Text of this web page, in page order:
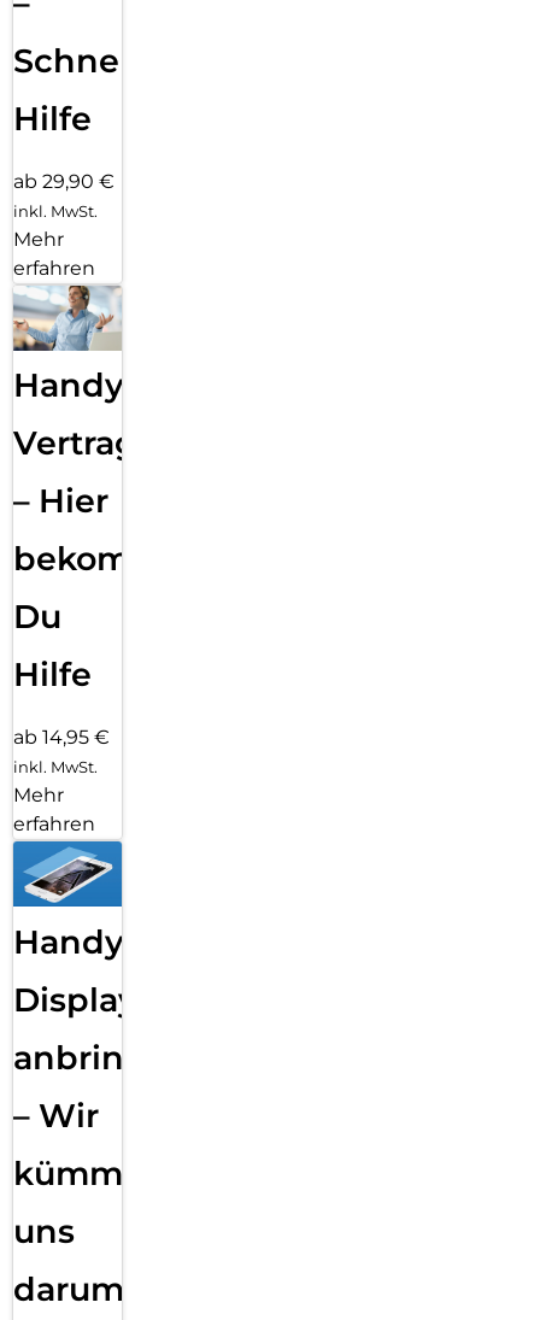
Schnelle
Hilfe
ab 29,90 €
inkl. MwSt.
Mehr
erfahren
Handy
Vertragsabwicklung
– Hier
bekommst
Du
Hilfe
ab 14,95 €
inkl. MwSt.
Mehr
erfahren
Handy
Displayfolie
anbringen
– Wir
kümmern
uns
darum!